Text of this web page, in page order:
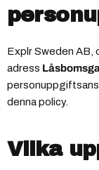
Explr Sweden AB,
adress
denna policy.
Vilka